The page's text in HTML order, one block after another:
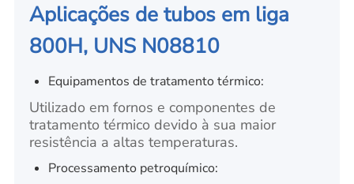
Aplicações de tubos em liga
800H, UNS N08810
Equipamentos de tratamento térmico:
Utilizado em fornos e componentes de
tratamento térmico devido à sua maior
resistência a altas temperaturas.
Processamento petroquímico: